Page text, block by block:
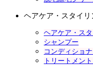
ヘアケア・スタイリ
ヘアケア・ス
シャンプー
コンディショ
トリートメン